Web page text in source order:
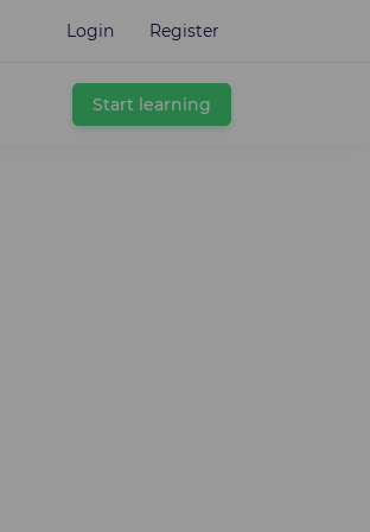
Login Register
Start learning